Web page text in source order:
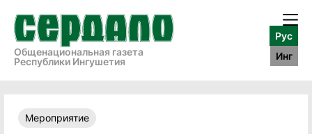
Общенациональная газета
Республики Ингушетия
Рус
Инг
Мероприятие